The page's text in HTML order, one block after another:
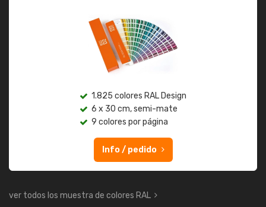
1.825 colores RAL Design
6 x 30 cm, semi-mate
9 colores por página
Info / pedido
ver todos los muestra de colores RAL